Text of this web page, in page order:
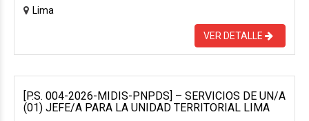
Lima
VER DETALLE
[P.S. 004-2026-MIDIS-PNPDS] – SERVICIOS DE UN/A
(01) JEFE/A PARA LA UNIDAD TERRITORIAL LIMA